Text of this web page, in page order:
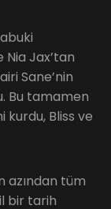
Nia Jax’tan
Sane’nin
Bu tamamen
kurdu, Bliss ve
azından tüm
bir tarih